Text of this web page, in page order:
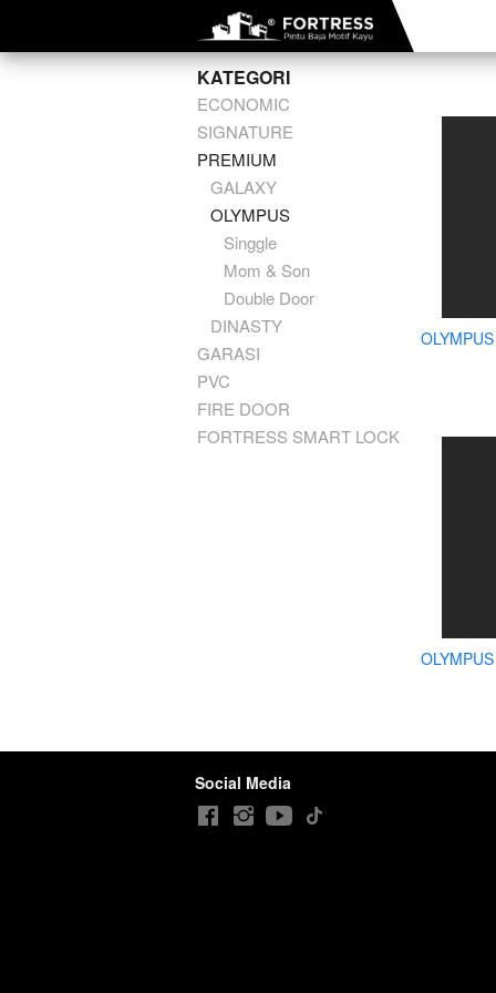
KATEGORI
ECONOMIC
SIGNATURE
PREMIUM
GALAXY
OLYMPUS
Singgle
Mom & Son
Double Door
DINASTY
GARASI
PVC
FIRE DOOR
FORTRESS SMART LOCK
Social Media